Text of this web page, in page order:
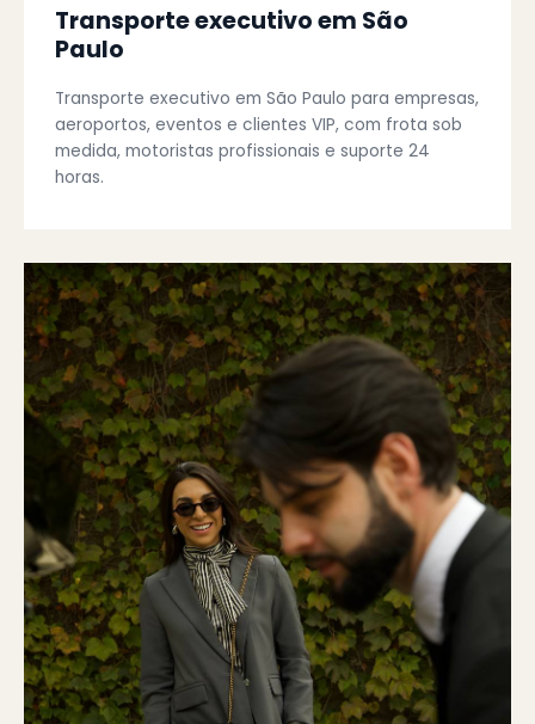
Transporte executivo em São
Paulo
Transporte executivo em São Paulo para empresas,
aeroportos, eventos e clientes VIP, com frota sob
medida, motoristas profissionais e suporte 24
horas.